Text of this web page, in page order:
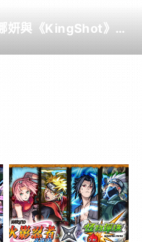
妍與《KingShot》再